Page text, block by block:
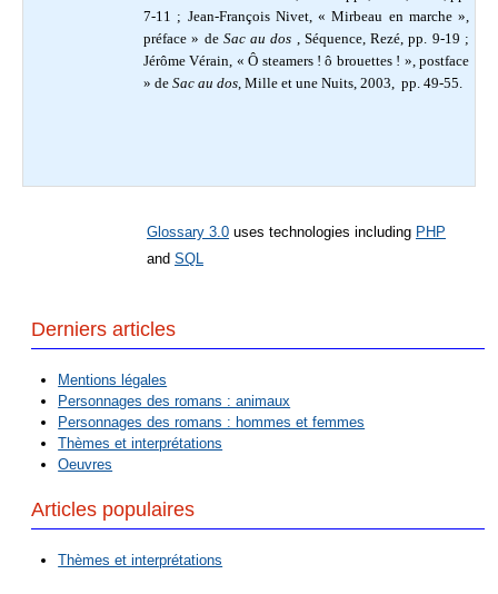
7-11 ; Jean-François Nivet, « Mirbeau en marche »,
préface » de Sac au dos , Séquence, Rezé, pp. 9-19 ;
Jérôme Vérain, « Ô steamers ! ô brouettes ! », postface
» de Sac au dos, Mille et une Nuits, 2003, pp. 49-55.
Glossary 3.0 uses technologies including PHP
and SQL
Derniers articles
Mentions légales
Personnages des romans : animaux
Personnages des romans : hommes et femmes
Thèmes et interprétations
Oeuvres
Articles populaires
Thèmes et interprétations